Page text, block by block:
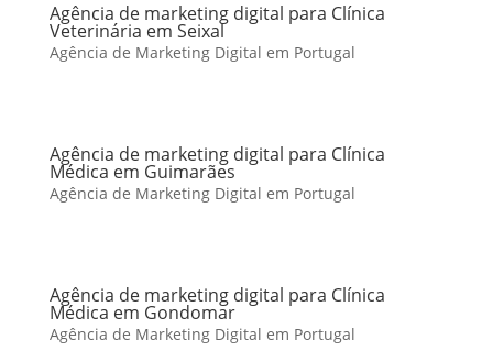
Agência de marketing digital para Clínica
Veterinária em Seixal
Agência de Marketing Digital em Portugal
Agência de marketing digital para Clínica
Médica em Guimarães
Agência de Marketing Digital em Portugal
Agência de marketing digital para Clínica
Médica em Gondomar
Agência de Marketing Digital em Portugal